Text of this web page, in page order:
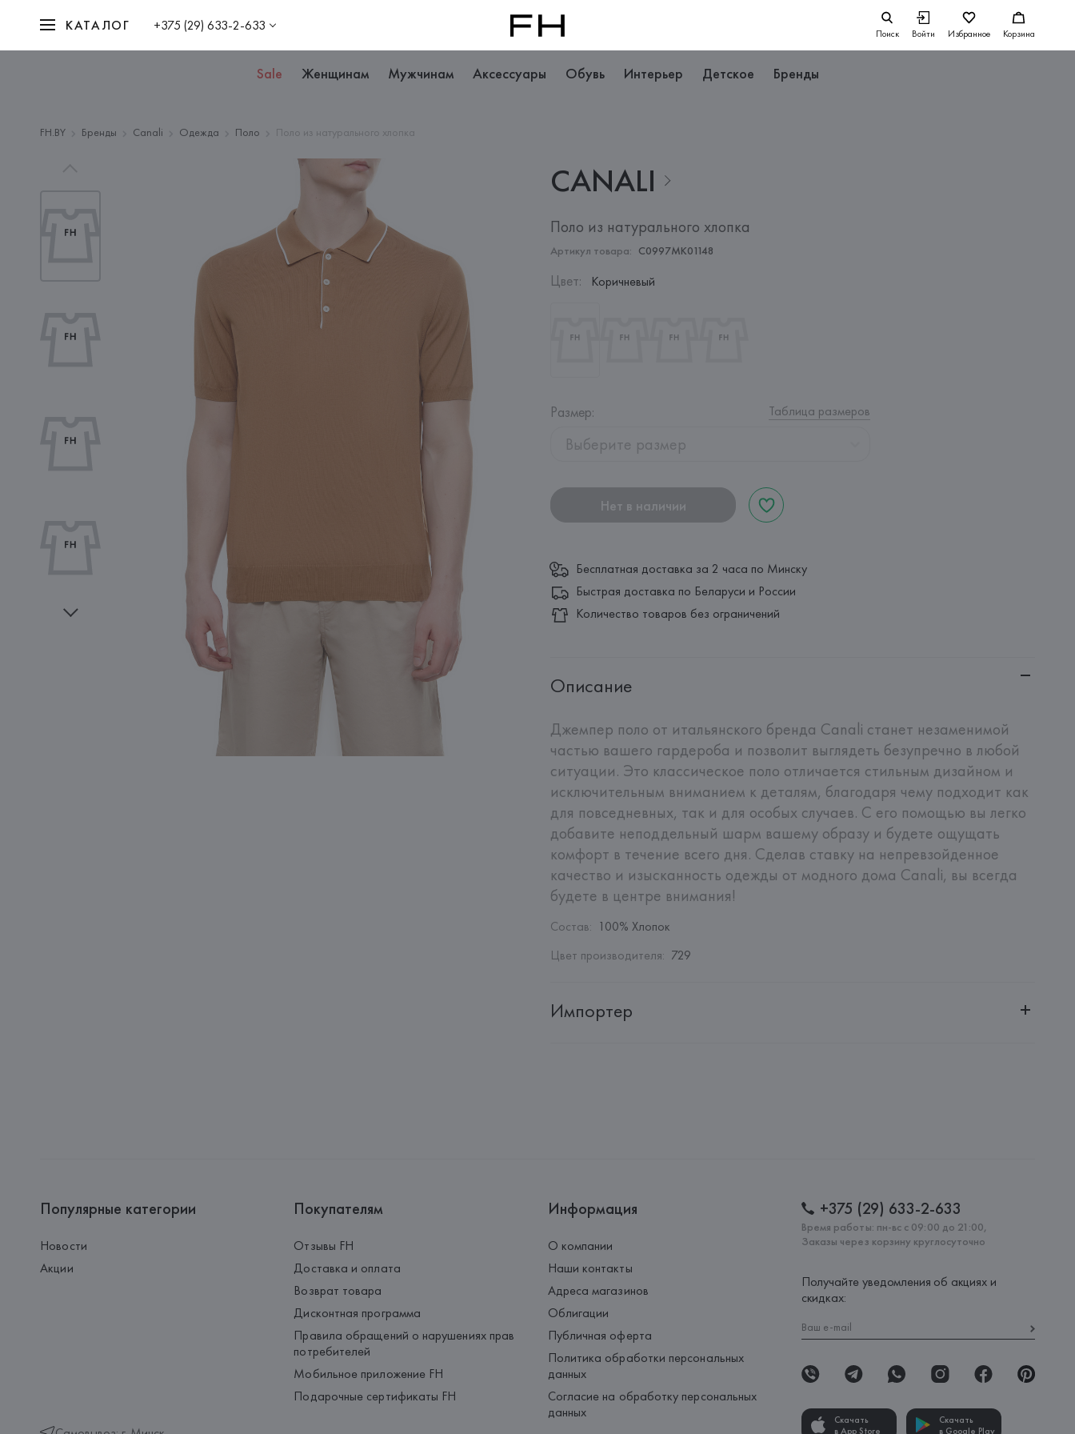
КАТАЛОГ +375 (29) 633-2-633 Поиск Войти Избранное Корзина
Sale Женщинам Мужчинам Аксессуары Обувь Интерьер Детское Бренды
FH.BY Бренды Canali Одежда Поло Поло из натурального хлопка
CANALI
Поло из натурального хлопка
Артикул товара: C0997MK01148
Цвет: Коричневый
Размер: Таблица размеров
Выберите размер
Нет в наличии
Бесплатная доставка за 2 часа по Минску
Быстрая доставка по Беларуси и России
Количество товаров без ограничений
Описание
Джемпер поло от итальянского бренда Canali станет незаменимой
частью вашего гардероба и позволит выглядеть безупречно в любой
ситуации. Это классическое поло отличается стильным дизайном и
исключительным вниманием к деталям, благодаря чему подходит как
для повседневных, так и для особых случаев. С его помощью вы легко
добавите неподдельный шарм вашему образу и будете ощущать
комфорт в течение всего дня. Сделав ставку на непревзойденное
качество и изысканность одежды от модного дома Canali, вы всегда
будете в центре внимания!
Состав: 100% Хлопок
Цвет производителя: 729
Импортер
Популярные категории
Новости
Акции
Покупателям
Отзывы FH
Доставка и оплата
Возврат товара
Дисконтная программа
Правила обращений о нарушениях прав
потребителей
Мобильное приложение FH
Подарочные сертификаты FH
Информация
О компании
Наши контакты
Адреса магазинов
Облигации
Публичная оферта
Политика обработки персональных
данных
Согласие на обработку персональных
данных
+375 (29) 633-2-633
Время работы: пн-вс с 09:00 до 21:00,
Заказы через корзину круглосуточно
Получайте уведомления об акциях и
скидках:
Скачать
в App Store
Скачать
в Google Play